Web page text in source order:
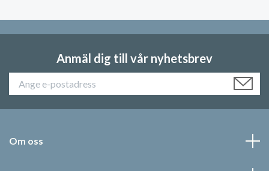
Anmäl dig till vår nyhetsbrev
Om oss